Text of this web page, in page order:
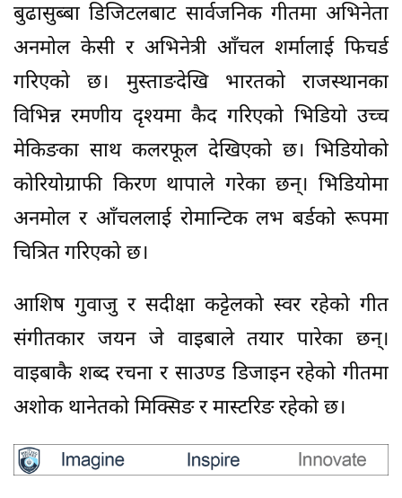
बुढासुब्बा डिजिटलबाट सार्वजनिक गीतमा अभिनेता
अनमोल केसी र अभिनेत्री आँचल शर्मालाई फिचर्ड
गरिएको छ। मुस्ताङदेखि भारतको राजस्थानका
विभिन्न रमणीय दृश्यमा कैद गरिएको भिडियो उच्च
मेकिङका साथ कलरफूल देखिएको छ। भिडियोको
कोरियोग्राफी किरण थापाले गरेका छन्। भिडियोमा
अनमोल र आँचललाई रोमान्टिक लभ बर्डको रूपमा
चित्रित गरिएको छ।
आशिष गुवाजु र सदीक्षा कट्टेलको स्वर रहेको गीत
संगीतकार जयन जे वाइबाले तयार पारेका छन्।
वाइबाकै शब्द रचना र साउण्ड डिजाइन रहेको गीतमा
अशोक थानेतको मिक्सिङ र मास्टरिङ रहेको छ।